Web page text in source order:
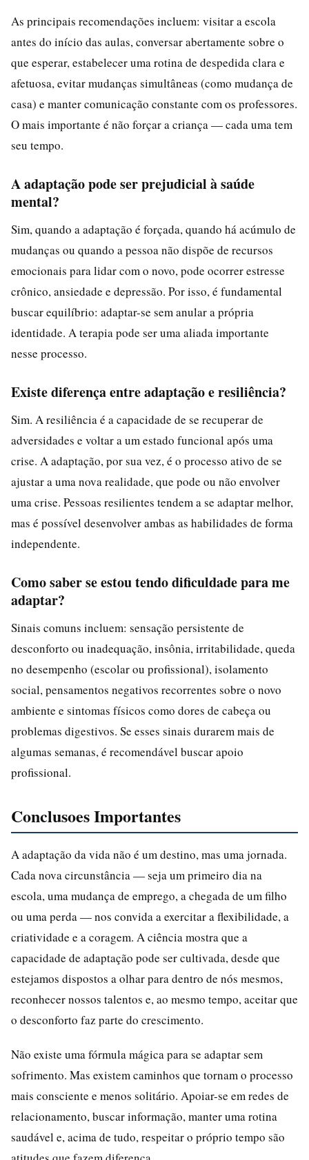
As principais recomendações incluem: visitar a escola
antes do início das aulas, conversar abertamente sobre o
que esperar, estabelecer uma rotina de despedida clara e
afetuosa, evitar mudanças simultâneas (como mudança de
casa) e manter comunicação constante com os professores.
O mais importante é não forçar a criança — cada uma tem
seu tempo.
A adaptação pode ser prejudicial à saúde
mental?
Sim, quando a adaptação é forçada, quando há acúmulo de
mudanças ou quando a pessoa não dispõe de recursos
emocionais para lidar com o novo, pode ocorrer estresse
crônico, ansiedade e depressão. Por isso, é fundamental
buscar equilíbrio: adaptar-se sem anular a própria
identidade. A terapia pode ser uma aliada importante
nesse processo.
Existe diferença entre adaptação e resiliência?
Sim. A resiliência é a capacidade de se recuperar de
adversidades e voltar a um estado funcional após uma
crise. A adaptação, por sua vez, é o processo ativo de se
ajustar a uma nova realidade, que pode ou não envolver
uma crise. Pessoas resilientes tendem a se adaptar melhor,
mas é possível desenvolver ambas as habilidades de forma
independente.
Como saber se estou tendo dificuldade para me
adaptar?
Sinais comuns incluem: sensação persistente de
desconforto ou inadequação, insônia, irritabilidade, queda
no desempenho (escolar ou profissional), isolamento
social, pensamentos negativos recorrentes sobre o novo
ambiente e sintomas físicos como dores de cabeça ou
problemas digestivos. Se esses sinais durarem mais de
algumas semanas, é recomendável buscar apoio
profissional.
Conclusoes Importantes
A adaptação da vida não é um destino, mas uma jornada.
Cada nova circunstância — seja um primeiro dia na
escola, uma mudança de emprego, a chegada de um filho
ou uma perda — nos convida a exercitar a flexibilidade, a
criatividade e a coragem. A ciência mostra que a
capacidade de adaptação pode ser cultivada, desde que
estejamos dispostos a olhar para dentro de nós mesmos,
reconhecer nossos talentos e, ao mesmo tempo, aceitar que
o desconforto faz parte do crescimento.
Não existe uma fórmula mágica para se adaptar sem
sofrimento. Mas existem caminhos que tornam o processo
mais consciente e menos solitário. Apoiar-se em redes de
relacionamento, buscar informação, manter uma rotina
saudável e, acima de tudo, respeitar o próprio tempo são